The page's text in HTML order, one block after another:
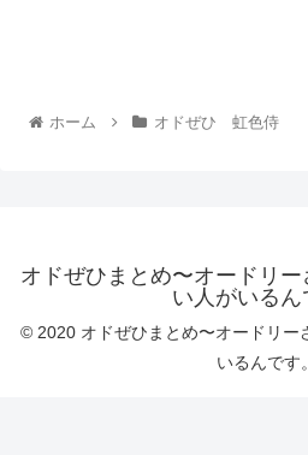
ホーム オドぜひ 虹色侍
オドぜひまとめ〜オードリ
い人がいるん
© 2020 オドぜひまとめ〜オードリー
いるんです